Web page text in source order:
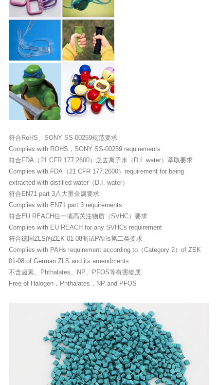
符合RoHS、SONY SS-00259规范要求
Complies with ROHS，SONY SS-00259 requirements
符合FDA（21 CFR 177.2600）之去离子水（D.I. water）萃取要求
Complies with FDA（21 CFR 177.2600）requirement for being
extracted with distilled water（D.I. water）
符合EN71 part 3八大重金属要求
Complies with EN71 part 3 requirements
符合EU REACH任一项高关注物质（SVHC）要求
Complies with EU REACH for any SVHCs requirement
符合德国ZLS的ZEK 01-08测试PAHs第二类要求
Complies with PAHs requirement according to（Category 2）of ZEK
01-08 of German ZLS and its amendments
不含卤素、Phthalates、NP、PFOS等有害物质
Free of Halogen，Phthalates，NP and PFOS